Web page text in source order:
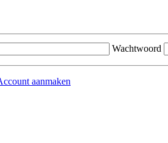
Wachtwoord
aanmaken